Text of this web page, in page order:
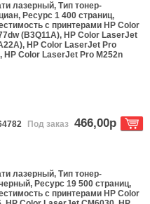
лазерный, Типтонер-
, Ресурс1 400 страниц,
с принтерами HP Color
(B3Q11A), HP Color LaserJet
HP Color LaserJet Pro
HP Color LaserJet Pro M252n
Под заказ 466,00р
лазерный, Типтонер-
, Ресурс19 500 страниц,
с принтерами HP Color